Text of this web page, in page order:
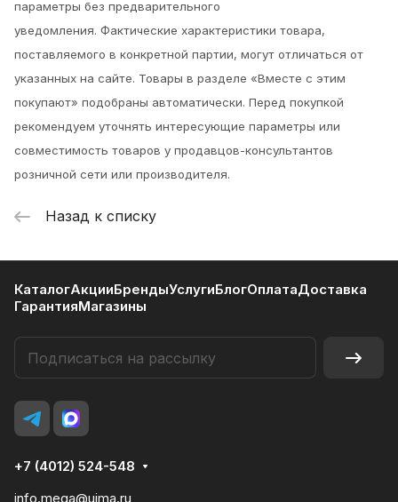
параметры без предварительного
уведомления. Фактические характеристики товара,
поставляемого в конкретной партии, могут отличаться от
указанных на сайте. Товары в разделе «Вместе с этим
покупают» подобраны автоматически. Перед покупкой
рекомендуем уточнять интересующие параметры или
совместимость товаров у продавцов-консультантов
розничной сети или производителя.
Назад к списку
КаталогАкцииБрендыУслугиБлогОплатаДоставка
ГарантияМагазины
+7 (4012) 524-548
info.mega@uima.ru